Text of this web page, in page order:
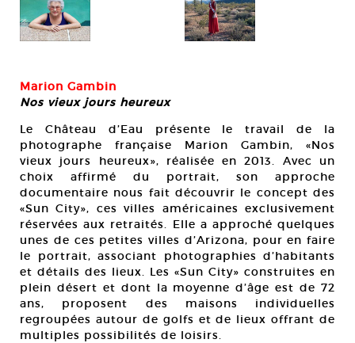
Marion Gambin
Nos vieux jours heureux
Le Château d’Eau présente le travail de la
photographe française Marion Gambin, «Nos
vieux jours heureux», réalisée en 2013. Avec un
choix affirmé du portrait, son approche
documentaire nous fait découvrir le concept des
«Sun City», ces villes américaines exclusivement
réservées aux retraités. Elle a approché quelques
unes de ces petites villes d’Arizona, pour en faire
le portrait, associant photographies d’habitants
et détails des lieux. Les «Sun City» construites en
plein désert et dont la moyenne d’âge est de 72
ans, proposent des maisons individuelles
regroupées autour de golfs et de lieux offrant de
multiples possibilités de loisirs.